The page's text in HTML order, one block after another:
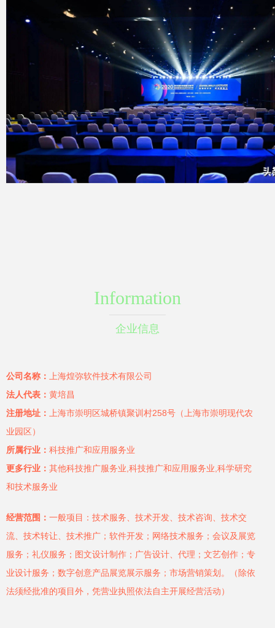
Information
企业信息
公司名称： 上海煌弥软件技术有限公司
法人代表： 黄培昌
注册地址： 上海市崇明区城桥镇聚训村258号（上海市崇明现代农
业园区）
所属行业： 科技推广和应用服务业
更多行业： 其他科技推广服务业,科技推广和应用服务业,科学研究
和技术服务业
经营范围： 一般项目：技术服务、技术开发、技术咨询、技术交
流、技术转让、技术推广；软件开发；网络技术服务；会议及展览
服务；礼仪服务；图文设计制作；广告设计、代理；文艺创作；专
业设计服务；数字创意产品展览展示服务；市场营销策划。（除依
法须经批准的项目外，凭营业执照依法自主开展经营活动）